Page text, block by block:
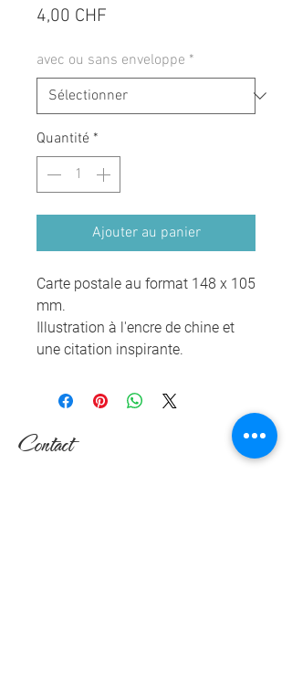
4,00 CHF
avec ou sans enveloppe *
Quantité *
Ajouter au panier
Carte postale au format 148 x 105
mm.
Illustration à l'encre de chine et
une citation inspirante.
Contact